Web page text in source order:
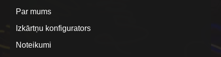
Par mums
Izkārtņu konfigurators
Noteikumi